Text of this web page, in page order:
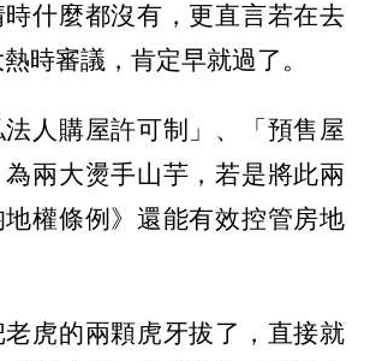
什麼都沒有，更直言若在去
時審議，肯定早就過了。
人購屋許可制」、「預售屋
兩大燙手山芋，若是將此兩
權條例》還能有效控管房地
老虎的兩顆虎牙拔了，直接就